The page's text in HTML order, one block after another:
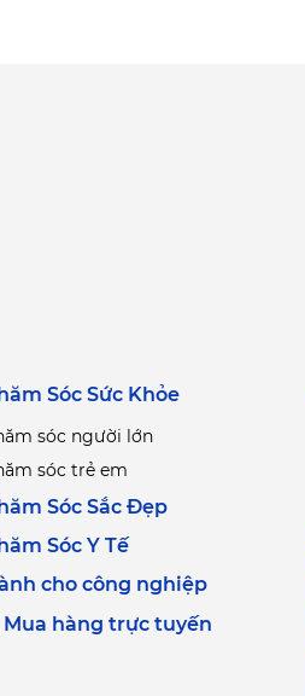
Sóc Sức Khỏe
sóc người lớn
sóc trẻ em
Sóc Sắc Đẹp
Sóc Y Tế
cho công nghiệp
Mua hàng trực tuyến